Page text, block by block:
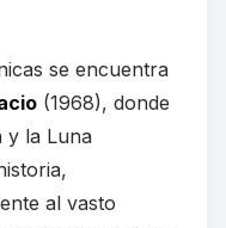
se encuentra
(1968), donde
y la Luna
al vasto